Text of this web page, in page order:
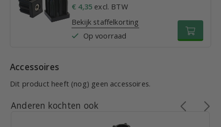
€ 4,35 excl. BTW
Bekijk staffelkorting
Op voorraad
Accessoires
Dit product heeft (nog) geen accessoires.
Anderen kochten ook